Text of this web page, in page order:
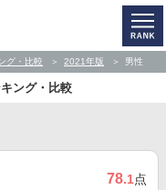
グ・比較 2021年版 男性
ング・比較
78.1点